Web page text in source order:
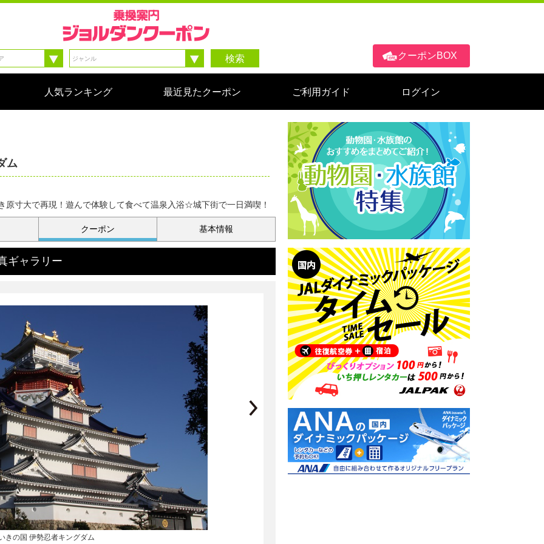
クーポンBOX
検索
人気ランキング 最近見たクーポン ご利用ガイド ログイン
ム
寸大で再現！遊んで体験して食べて温泉入浴☆城下街で一日満喫！
クーポン 基本情報
ギャラリー
きの国 伊勢忍者キングダム